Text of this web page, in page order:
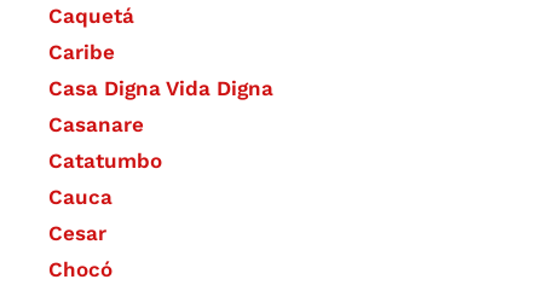
Caquetá
Caribe
Casa Digna Vida Digna
Casanare
Catatumbo
Cauca
Cesar
Chocó